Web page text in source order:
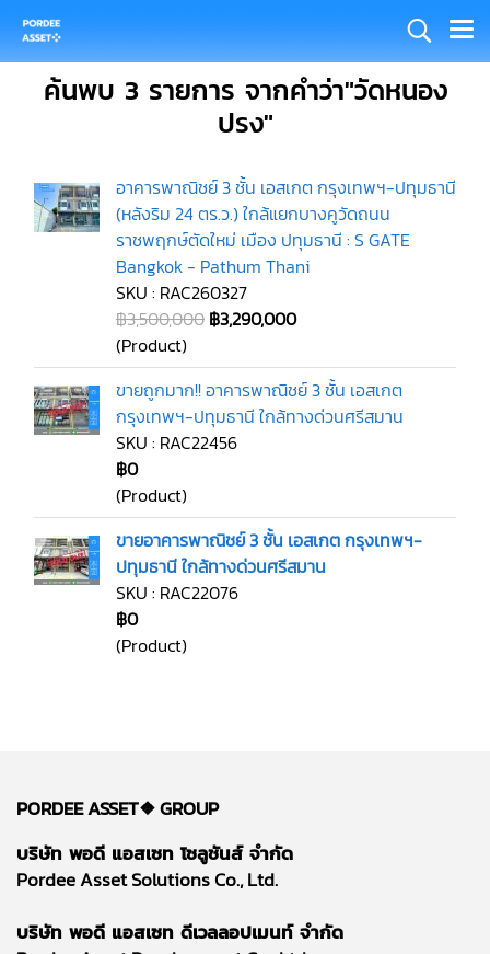
ค้นพบ 3 รายการ จากคำว่า"วัดหนอง
ปรง"
อาคารพาณิชย์ 3 ชั้น เอสเกต กรุงเทพฯ-ปทุมธานี
(หลังริม 24 ตร.ว.) ใกล้แยกบางคูวัดถนน
ราชพฤกษ์ตัดใหม่ เมือง ปทุมธานี : S GATE
Bangkok - Pathum Thani
SKU : RAC260327
฿3,500,000 ฿3,290,000
(Product)
ขายถูกมาก!! อาคารพาณิชย์ 3 ชั้น เอสเกต
กรุงเทพฯ-ปทุมธานี ใกล้ทางด่วนศรีสมาน
SKU : RAC22456
฿0
(Product)
ขายอาคารพาณิชย์ 3 ชั้น เอสเกต กรุงเทพฯ-
ปทุมธานี ใกล้ทางด่วนศรีสมาน
SKU : RAC22076
฿0
(Product)
PORDEE ASSET❖GROUP
บริษัท พอดี แอสเซท โซลูชันส์ จำกัด
Pordee Asset Solutions Co., Ltd.
บริษัท พอดี แอสเซท ดีเวลลอปเมนท์ จำกัด